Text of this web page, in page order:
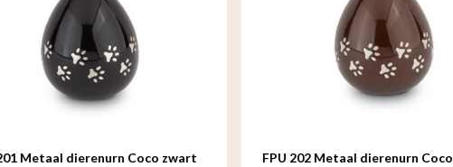
dierenurn Coco zwart FPU 202 Metaal dierenurn Coco bruin